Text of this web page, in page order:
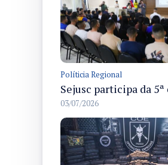
Políticia Regional
03/07/2026